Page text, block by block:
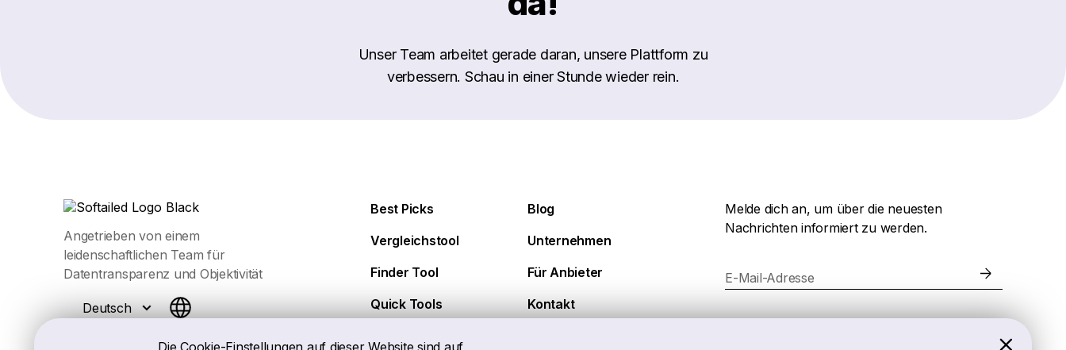
Die Cookie-Einstellungen auf dieser Website sind auf
Unser Team arbeitet gerade daran, unsere Plattform zu
verbessern. Schau in einer Stunde wieder rein.
Angetrieben von einem
leidenschaftlichen Team für
Datentransparenz und Objektivität
Deutsch
Best Picks
Blog
Vergleichstool
Unternehmen
Finder Tool
Für Anbieter
Quick Tools
Kontakt
Melde dich an, um über die neuesten
Nachrichten informiert zu werden.
E-Mail-Adresse